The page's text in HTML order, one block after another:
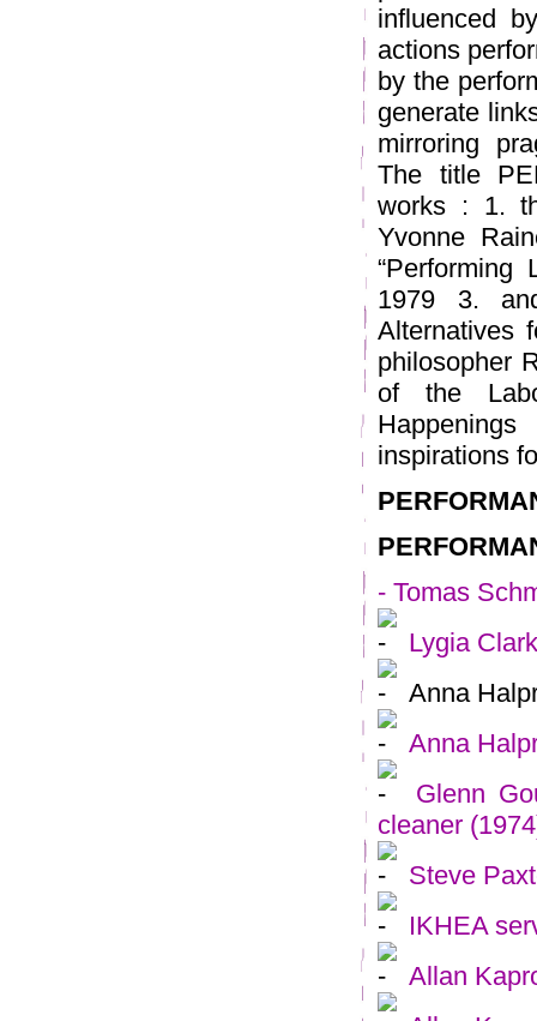
influenced
actions
by the
generate
mirroring
The title
works : 1.
Yvonne
1979 3.
Alternatives
philosopher
of the
inspirations
- Tomas
Lygia
Anna
Anna
Glenn
cleaner
Steve
IKHEA
Allan